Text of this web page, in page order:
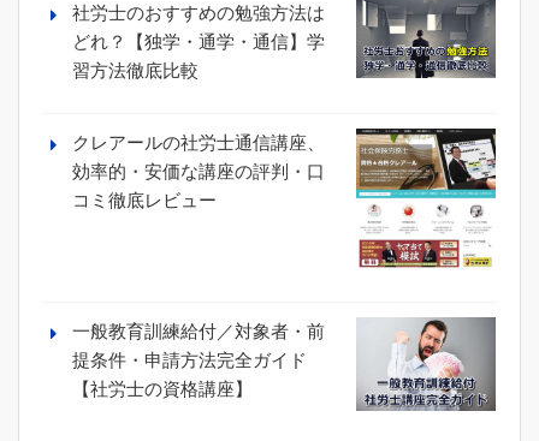
社労士のおすすめの勉強方法は
どれ？【独学・通学・通信】学
習方法徹底比較
クレアールの社労士通信講座、
効率的・安価な講座の評判・口
コミ徹底レビュー
一般教育訓練給付／対象者・前
提条件・申請方法完全ガイド
【社労士の資格講座】